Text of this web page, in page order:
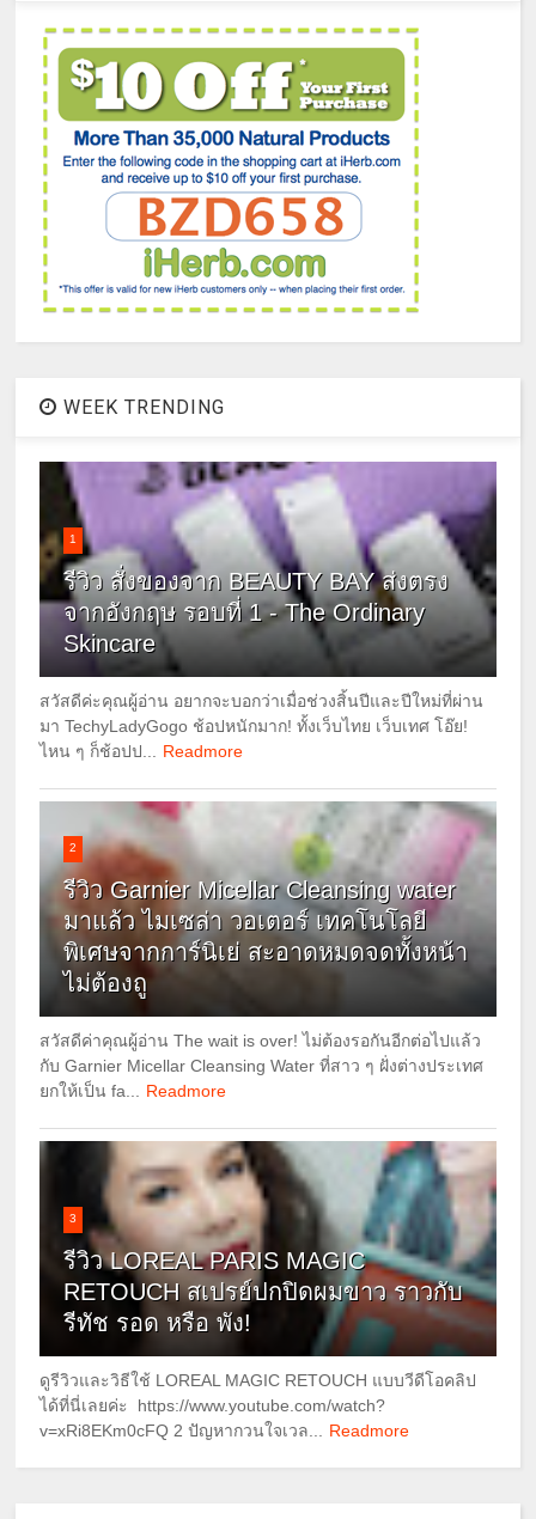
WEEK TRENDING
1
รีวิว สั่งของจาก BEAUTY BAY ส่งตรง
จากอังกฤษ รอบที่ 1 - The Ordinary
Skincare
สวัสดีค่ะคุณผู้อ่าน อยากจะบอกว่าเมื่อช่วงสิ้นปีและปีใหม่ที่ผ่าน
มา TechyLadyGogo ช้อปหนักมาก! ทั้งเว็บไทย เว็บเทศ โอ๊ย!
ไหน ๆ ก็ช้อปป...
Readmore
2
รีวิว Garnier Micellar Cleansing water
มาแล้ว ไมเซล่า วอเตอร์ เทคโนโลยี
พิเศษจากการ์นิเย่ สะอาดหมดจดทั้งหน้า
ไม่ต้องถู
สวัสดีค่าคุณผู้อ่าน The wait is over! ไม่ต้องรอกันอีกต่อไปแล้ว
กับ Garnier Micellar Cleansing Water ที่สาว ๆ ฝั่งต่างประเทศ
ยกให้เป็น fa...
Readmore
3
รีวิว LOREAL PARIS MAGIC
RETOUCH สเปรย์ปกปิดผมขาว ราวกับ
รีทัช รอด หรือ พัง!
ดูรีวิวและวิธีใช้ LOREAL MAGIC RETOUCH แบบวีดีโอคลิป
ได้ที่นี่เลยค่ะ https://www.youtube.com/watch?
v=xRi8EKm0cFQ 2 ปัญหากวนใจเวล...
Readmore